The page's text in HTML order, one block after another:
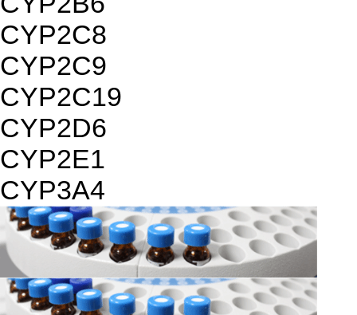
CYP2C8
CYP2C9
CYP2C19
CYP2D6
CYP2E1
CYP3A4